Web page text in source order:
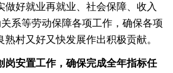
做好就业再就业、社会保障、收入
系等劳动保障各项工作，确保各项
熟村又好又快发展作出积极贡献。
安置工作，确保完成全年指标任